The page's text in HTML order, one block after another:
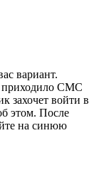
вариант.
приходило СМС
захочет войти в
этом. После
на синюю